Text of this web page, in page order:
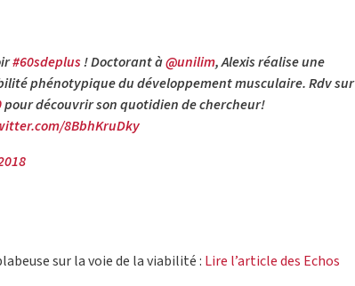
#60sdeplus! Doctorant à@unilim, Alexis réalise une
phénotypique du développement musculaire. Rdv sur
pour découvrir son quotidien de chercheur!
8BbhKruDky
sur la voie de la viabilité : Lire l’article des Echos